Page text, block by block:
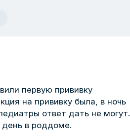
первую прививку
на прививку была, в ночь
ответ дать не могут.
день в роддоме.